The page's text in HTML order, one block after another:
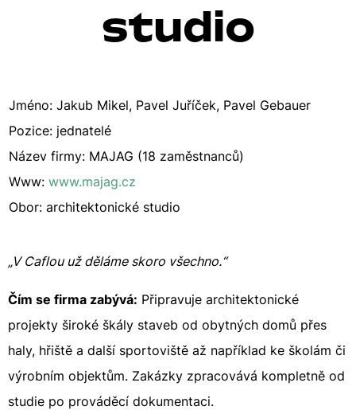
studio
Jméno: Jakub Mikel, Pavel Juříček, Pavel Gebauer
Pozice: jednatelé
Název firmy: MAJAG (18 zaměstnanců)
Www: www.majag.cz
Obor: architektonické studio
„V Caflou už děláme skoro všechno.“
Čím se firma zabývá: Připravuje architektonické
projekty široké škály staveb od obytných domů přes
haly, hřiště a další sportoviště až například ke školám či
výrobním objektům. Zakázky zpracovává kompletně od
studie po prováděcí dokumentaci.